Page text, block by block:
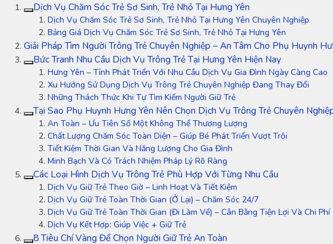
Dịch Vụ Chăm Sóc Trẻ Sơ Sinh, Trẻ Nhỏ Tại Hưng Yên
Dịch Vụ Chăm Sóc Trẻ Sơ Sinh, Trẻ Nhỏ Tại Hưng Yên Chuyên Nghiệp
Bảng Giá Dịch Vụ Chăm Sóc Trẻ Sơ Sinh, Trẻ Nhỏ Tại Hưng Yên
Giải Pháp Tìm Người Trông Trẻ Chuyên Nghiệp – An Tâm Cho Phụ Huynh
Bức Tranh Nhu Cầu Dịch Vụ Trông Trẻ Tại Hưng Yên Hiện Nay
Hưng Yên – Tỉnh Phát Triển Với Nhu Cầu Dịch Vụ Gia Đình Ngày Càng Cao
Xu Hướng Sử Dụng Dịch Vụ Trông Trẻ Chuyên Nghiệp Đang Thay Đổi
Những Thách Thức Khi Tự Tìm Kiếm Người Giữ Trẻ
Tại Sao Phụ Huynh Hưng Yên Nên Chọn Dịch Vụ Trông Trẻ Chuyên
An Toàn – Ưu Tiên Số Một Không Thể Thương Lượng
Chất Lượng Chăm Sóc Toàn Diện – Giúp Bé Phát Triển Vượt Trội
Tiết Kiệm Thời Gian Và Năng Lượng Cho Gia Đình
Minh Bạch Và Có Trách Nhiệm Pháp Lý Rõ Ràng
Các Loại Hình Dịch Vụ Trông Trẻ Phù Hợp Với Từng Nhu Cầu
Dịch Vụ Giữ Trẻ Theo Giờ – Linh Hoạt Và Tiết Kiệm
Dịch Vụ Giữ Trẻ Toàn Thời Gian (Ở Lại) – Chăm Sóc 24/7
Dịch Vụ Giữ Trẻ Toàn Thời Gian (Đi Làm Về) – Cân Bằng Tiện Lợi Và Chi Phí
Dịch Vụ Kết Hợp: Giúp Việc + Giữ Trẻ
8 Tiêu Chí Vàng Để Chọn Người Giữ Trẻ An Toàn